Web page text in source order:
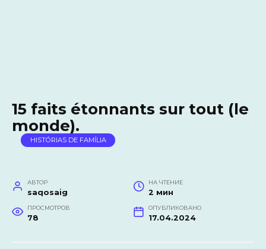
15 faits étonnants sur tout (le
monde).
HISTÓRIAS DE FAMÍLIA
АВТОР
saqosaig
НА ЧТЕНИЕ
2 мин
ПРОСМОТРОВ
78
ОПУБЛИКОВАНО
17.04.2024